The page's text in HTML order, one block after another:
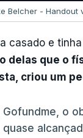
Belcher - Handout
casado e
delas que o
criou um
Gofundme, o